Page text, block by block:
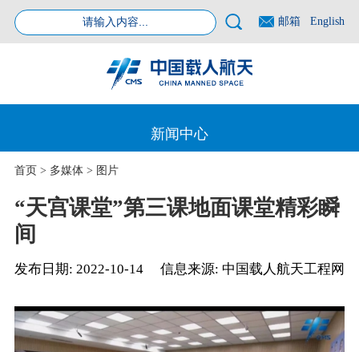
邮箱 English
新闻中心
首页> 多媒体> 图片
“天宫课堂”第三课地面课堂精彩瞬
间
发布日期: 2022-10-14 信息来源: 中国载人航天工程网